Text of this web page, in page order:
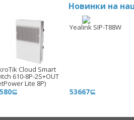
Новинки на
Cloud Smart
610-8P-2S+OUT
Lite 8P)
Yealink SIP-T88W
53667⊆